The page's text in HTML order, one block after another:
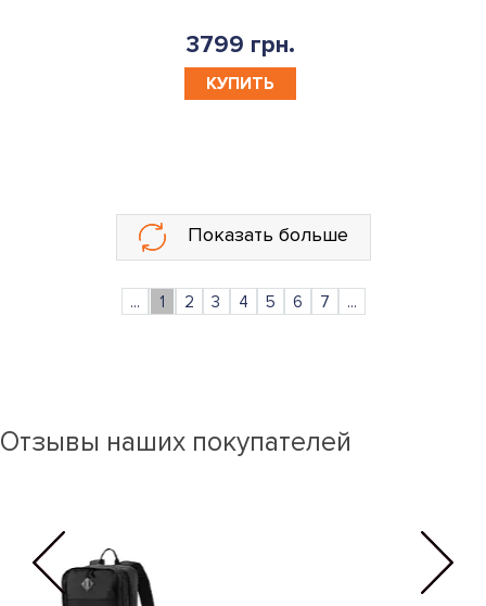
3799 грн.
КУПИТЬ
... 1 2 3 4 5 6 7 ...
Отзывы наших покупателей